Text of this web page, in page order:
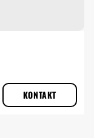
KONTAKT